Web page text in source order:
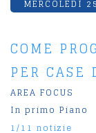
MERCOLEDÌ
COME
PER CASE
AREA FOCUS
In primo Piano
1/11 notizie